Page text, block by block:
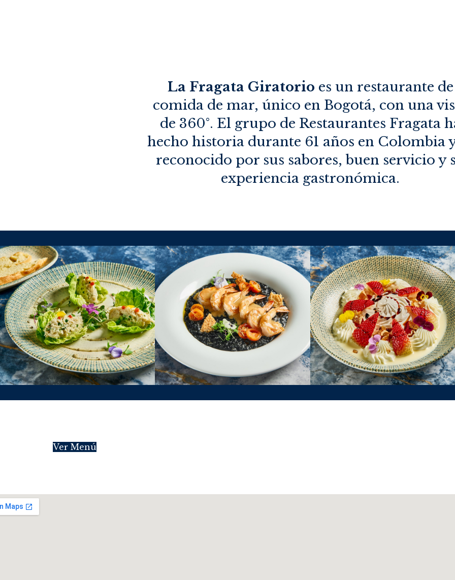
La Fragata Giratorio es un restaurante de
comida de mar, único en Bogotá, con una
de 360°. El grupo de Restaurantes Fragata
hecho historia durante 61 años en Colombia
reconocido por sus sabores, buen servicio y
experiencia gastronómica.
Ver Menú